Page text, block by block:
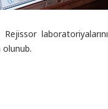
laboratoriyalarını